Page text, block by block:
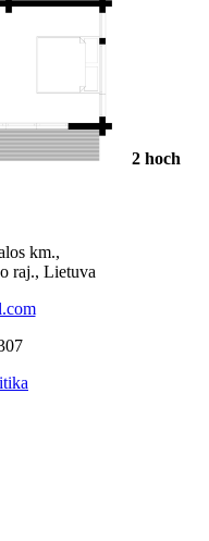
2 hoch
km.,
raj., Lietuva